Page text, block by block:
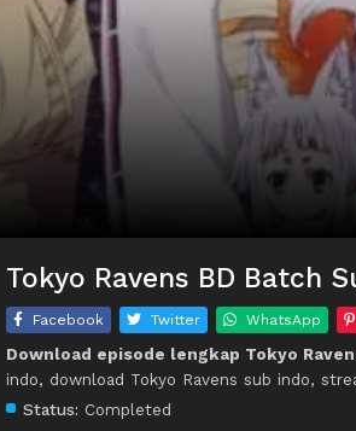
Tokyo Ravens BD Batch
Facebook Twitter WhatsApp
Download episode lengkap Tokyo
indo, download Tokyo Ravens sub indo,
Status: Completed